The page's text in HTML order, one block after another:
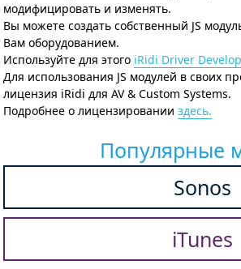
модифицировать и изменять.
Вы можете создать собственный JS
Вам оборудованием.
Используйте для этого iRidi Driver
Для использования JS модулей в своих
лицензия iRidi для AV & Custom Systems.
Подробнее о лицензировании здесь.
Популярные
Sonos
iTunes